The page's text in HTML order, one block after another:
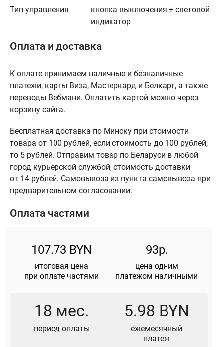
Тип управления
кнопка выключения + световой
индикатор
Оплата и доставка
К оплате принимаем наличные и безналичные
платежи, карты Виза, Мастеркард и Белкарт, а также
переводы Вебмани. Оплатить картой можно через
корзину сайта.
Бесплатная доставка по Минску при стоимости
товара от 100 рублей, если стоимость до 100 рублей,
то 5 рублей. Отправим товар по Беларуси в любой
город курьерской службой, стоимость доставки
от 14 рублей. Самовывоза из пункта самовывоза при
предварительном согласовании.
Оплата частями
107.73 BYN
итоговая цена
при оплате частями
93р.
цена одним
платежом наличными
18 мес.
период оплаты
5.98 BYN
ежемесячный
платеж